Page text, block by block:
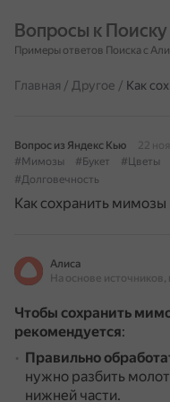
Вопросы к Поиску
Примеры ответов Поиска с
Главная / Другое / Как
Вопрос из Яндекс Кью
22
#Мимозы
#Букет #Цветы
#Долговечность
Как сохранить
Алиса
Чтобы сохранить
рекомендуется:
Правильно
нужно разбить
нижней части.